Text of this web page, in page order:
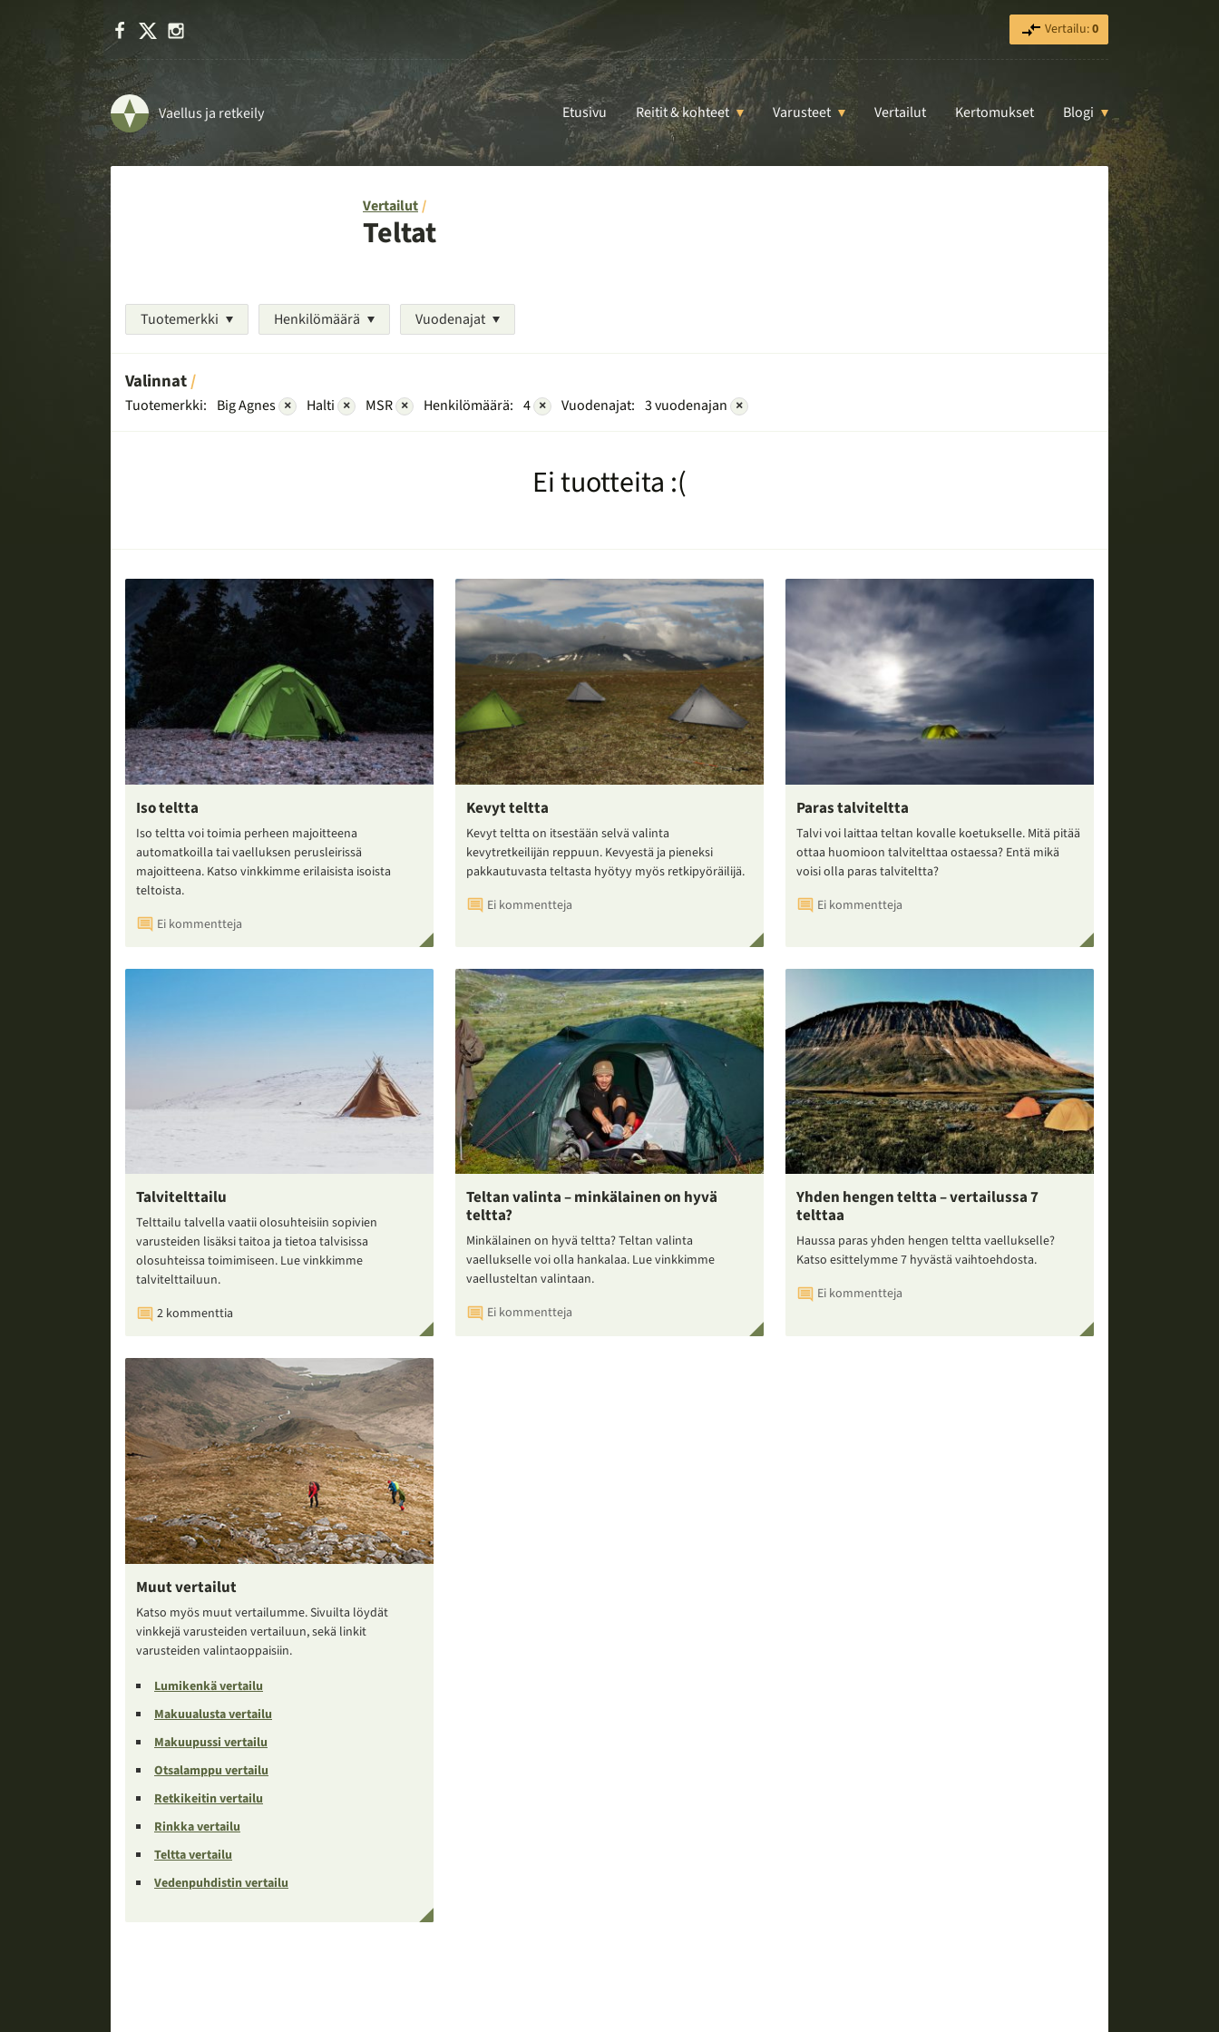
Facebook Vertailu:0
Vaellus ja retkeily Etusivu Reitit & kohteet Varusteet Vertailut Kertomukset Blogi
Vertailut
Teltat
Tuotemerkki Henkilömäärä Vuodenajat
Valinnat
Tuotemerkki: Big Agnes × Halti × MSR × Henkilömäärä: 4 × Vuodenajat: 3 vuodenajan ×
Ei tuotteita :(
Iso teltta
Iso teltta voi toimia perheen majoitteena
automatkoilla tai vaelluksen perusleirissä
majoitteena. Katso vinkkimme erilaisista isoista
teltoista.
Ei kommentteja
Kevyt teltta
Kevyt teltta on itsestään selvä valinta
kevytretkeilijän reppuun. Kevyestä ja pieneksi
pakkautuvasta teltasta hyötyy myös retkipyöräilijä.
Ei kommentteja
Paras talviteltta
Talvi voi laittaa teltan kovalle koetukselle. Mitä pitää
ottaa huomioon talvitelttaa ostaessa? Entä mikä
voisi olla paras talviteltta?
Ei kommentteja
Talvitelttailu
Telttailu talvella vaatii olosuhteisiin sopivien
varusteiden lisäksi taitoa ja tietoa talvisissa
olosuhteissa toimimiseen. Lue vinkkimme
talvitelttailuun.
2 kommenttia
Teltan valinta – minkälainen on hyvä
teltta?
Minkälainen on hyvä teltta? Teltan valinta
vaellukselle voi olla hankalaa. Lue vinkkimme
vaellusteltan valintaan.
Ei kommentteja
Yhden hengen teltta – vertailussa 7
telttaa
Haussa paras yhden hengen teltta vaellukselle?
Katso esittelymme 7 hyvästä vaihtoehdosta.
Ei kommentteja
Muut vertailut
Katso myös muut vertailumme. Sivuilta löydät
vinkkejä varusteiden vertailuun, sekä linkit
varusteiden valintaoppaisiin.
Lumikenkä vertailu
Makuualusta vertailu
Makuupussi vertailu
Otsalamppu vertailu
Retkikeitin vertailu
Rinkka vertailu
Teltta vertailu
Vedenpuhdistin vertailu